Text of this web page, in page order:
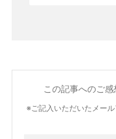
この記事へのご感
※ご記入いただいたメー